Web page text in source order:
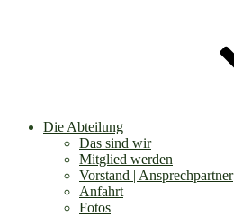
Die Abteilung
Das sind wir
Mitglied werden
Vorstand | Ansprechpartner
Anfahrt
Fotos